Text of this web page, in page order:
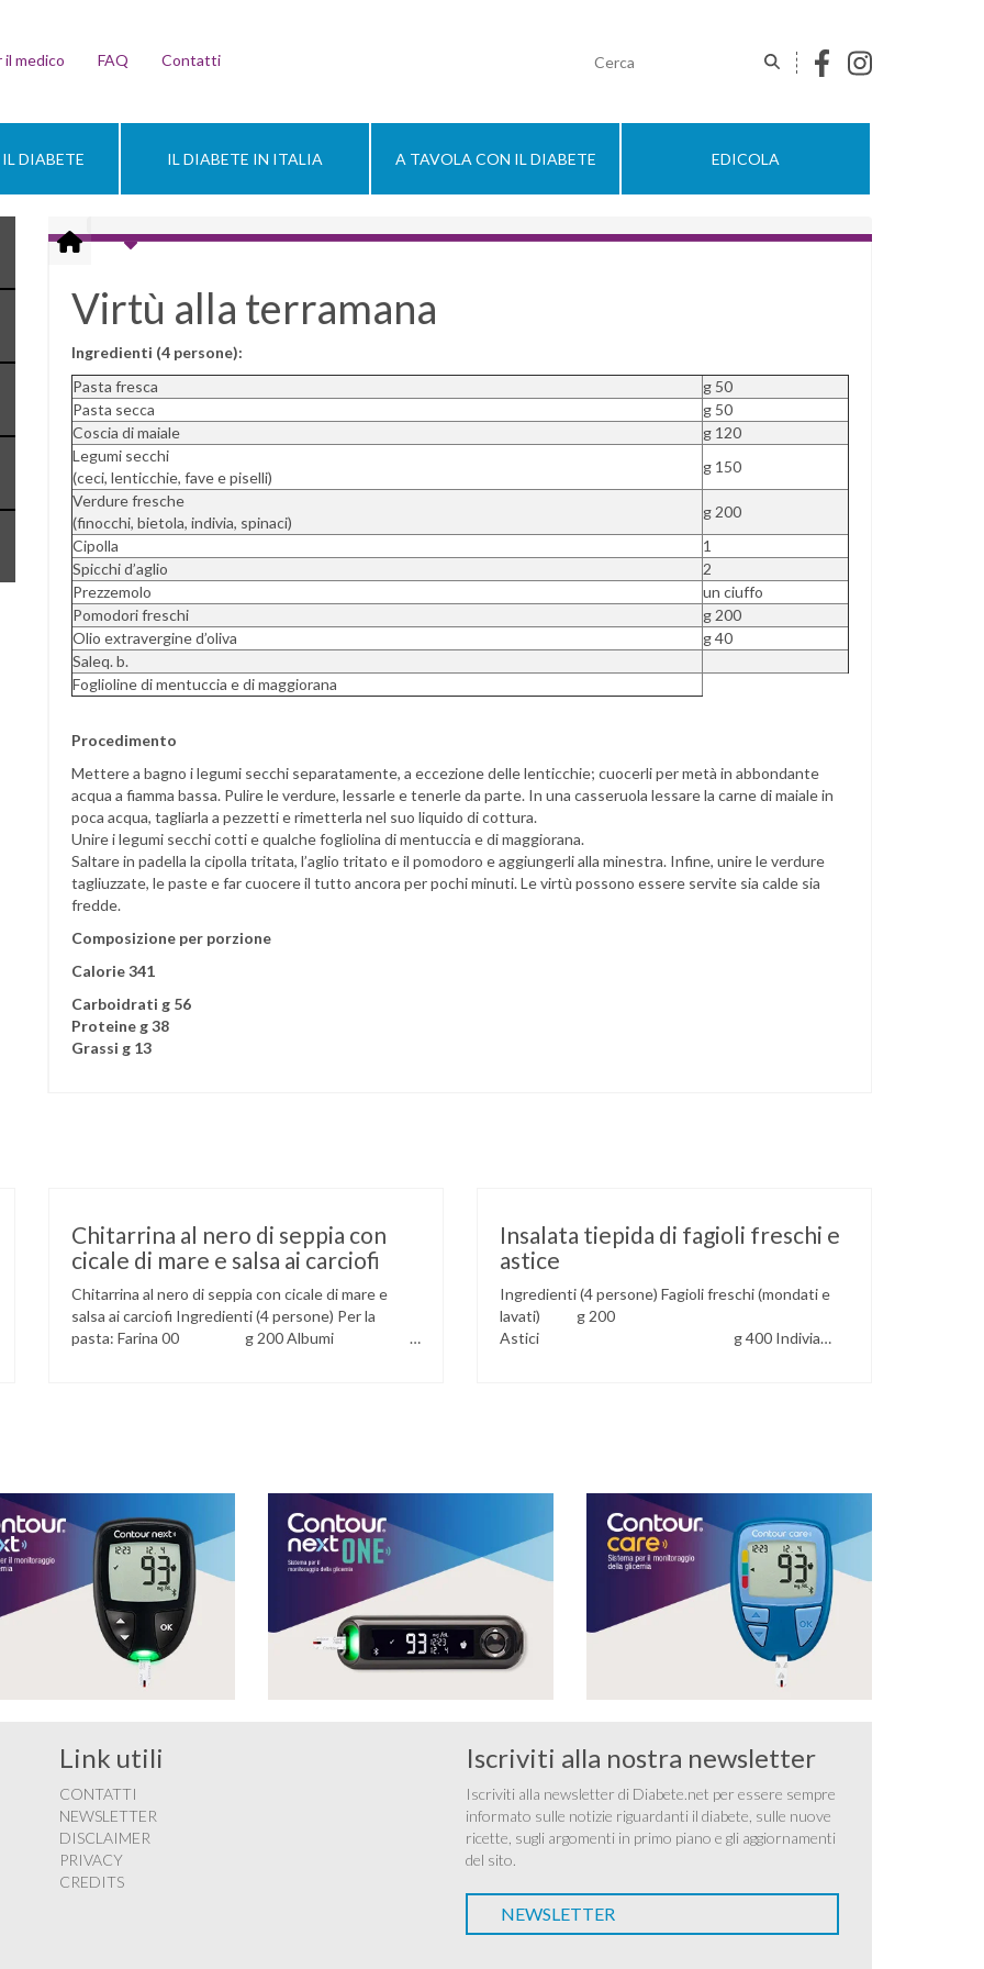
il medico FAQ Contatti
DIABETE IL DIABETE IN ITALIA A TAVOLA CON IL DIABETE EDICOLA
Virtù alla terramana
Ingredienti (4 persone):
Pasta fresca
g 50
Pasta secca
g 50
Coscia di maiale
g 120
Legumi secchi
(ceci, lenticchie, fave e piselli)
g 150
Verdure fresche
(finocchi, bietola, indivia, spinaci)
g 200
Cipolla
1
Spicchi d’aglio
2
Prezzemolo
un ciuffo
Pomodori freschi
g 200
Olio extravergine d’oliva
g 40
Saleq. b.
Foglioline di mentuccia e di maggiorana
Procedimento
Mettere a bagno i legumi secchi separatamente, a eccezione delle lenticchie; cuocerli per metà in abbondante
acqua a fiamma bassa. Pulire le verdure, lessarle e tenerle da parte. In una casseruola lessare la carne di maiale in
poca acqua, tagliarla a pezzetti e rimetterla nel suo liquido di cottura.
Unire i legumi secchi cotti e qualche fogliolina di mentuccia e di maggiorana.
Saltare in padella la cipolla tritata, l’aglio tritato e il pomodoro e aggiungerli alla minestra. Infine, unire le verdure
tagliuzzate, le paste e far cuocere il tutto ancora per pochi minuti. Le virtù possono essere servite sia calde sia
fredde.
Composizione per porzione
Calorie 341
Carboidrati g 56
Proteine g 38
Grassi g 13
Chitarrina al nero di seppia con
cicale di mare e salsa ai carciofi
Chitarrina al nero di seppia con cicale di mare e
salsa ai carciofi Ingredienti (4 persone) Per la
pasta: Farina 00 g 200 Albumi
Insalata tiepida di fagioli freschi e
astice
Ingredienti (4 persone) Fagioli freschi (mondati e
lavati) g 200
Astici g 400 Indivia
Scalogno g 10 Vino
bianco ml 100
Porro g 10
Sedano g 10
Aglio uno spicchio
Timo q.b.
Procedimento Cuocere i fagioli, mettendoli in
acqua fredda con l’aggiunta di una costa di …
Link utili
CONTATTI
NEWSLETTER
DISCLAIMER
PRIVACY
CREDITS
Iscriviti alla nostra newsletter
Iscriviti alla newsletter di Diabete.net per essere sempre
informato sulle notizie riguardanti il diabete, sulle nuove
ricette, sugli argomenti in primo piano e gli aggiornamenti
del sito.
NEWSLETTER